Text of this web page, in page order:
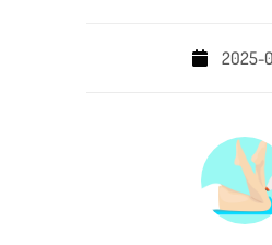
2025-